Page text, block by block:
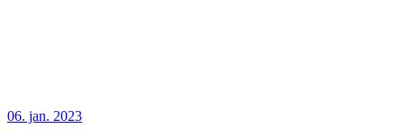
06. jan. 2023